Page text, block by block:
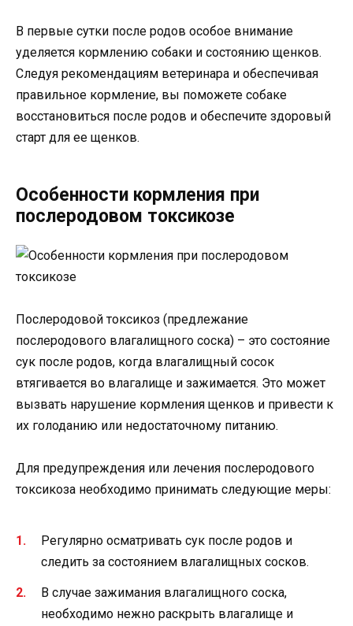
В первые сутки после родов особое внимание
уделяется кормлению собаки и состоянию щенков.
Следуя рекомендациям ветеринара и обеспечивая
правильное кормление, вы поможете собаке
восстановиться после родов и обеспечите здоровый
старт для ее щенков.
Особенности кормления при
послеродовом токсикозе
Послеродовой токсикоз (предлежание
послеродового влагалищного соска) – это состояние
сук после родов, когда влагалищный сосок
втягивается во влагалище и зажимается. Это может
вызвать нарушение кормления щенков и привести к
их голоданию или недостаточному питанию.
Для предупреждения или лечения послеродового
токсикоза необходимо принимать следующие меры:
Регулярно осматривать сук после родов и
следить за состоянием влагалищных сосков.
В случае зажимания влагалищного соска,
необходимо нежно раскрыть влагалище и